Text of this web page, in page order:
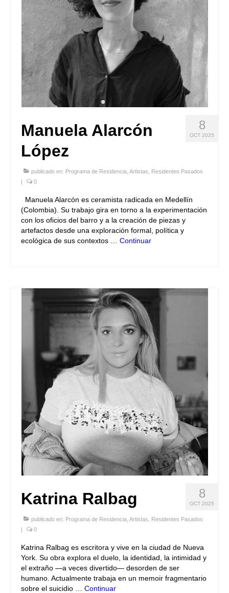
8
OCT 2025
Manuela Alarcón
López
publicado en: Programa de Residencia Artistas
Residentes Pasados
|
0
Manuela Alarcón es ceramista radicada en Medellín
(Colombia). Su trabajo gira en torno a la experimentación
con los oficios del barro y a la creación de piezas y
artefactos desde una exploración formal, política y
ecológica de sus contextos … Continuar
8
OCT 2025
Katrina Ralbag
publicado en: Programa de Residencia Artistas
Residentes Pasados
|
0
Katrina Ralbag es escritora y vive en la ciudad de Nueva
York. Su obra explora el duelo, la identidad, la intimidad y
el extraño —a veces divertido— desorden de ser
humano. Actualmente trabaja en un memoir fragmentario
sobre el suicidio … Continuar